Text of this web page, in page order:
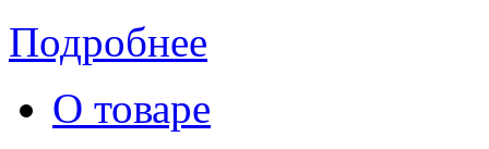
Подробнее
О товаре